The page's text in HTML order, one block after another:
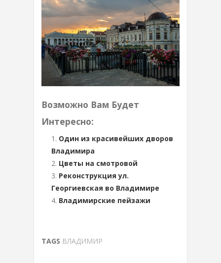
Возможно Вам Будет
Интересно:
Один из красивейших дворов
Владимира
Цветы на смотровой
Реконструкция ул.
Георгиевская во Владимире
Владимирские пейзажи
TAGS ВЛАДИМИР